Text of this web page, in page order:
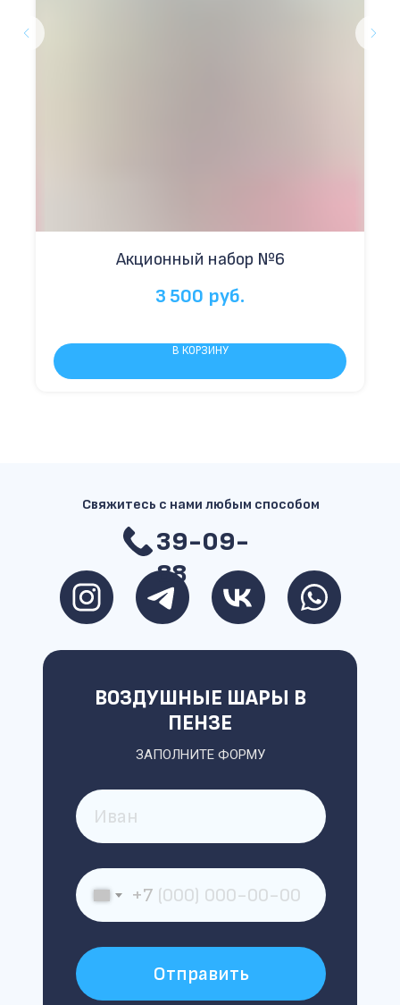
Акционный набор №6
3 500 руб.
В КОРЗИНУ
39-09-
88
ЗАПОЛНИТЕ ФОРМУ
ВОЗДУШНЫЕ ШАРЫ В
ПЕНЗЕ
+7
Отправить
Свяжитесь с нами любым способом